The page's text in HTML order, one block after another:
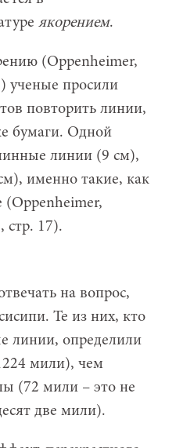
якорением.
(Oppenheimer,
ученые просили
повторить линии,
бумаги. Одной
линии (9 см),
именно такие, как
(Oppenheimer,
стр. 17).
на вопрос,
Те из них, кто
линии, определили
мили), чем
(72 мили – это не
две мили).